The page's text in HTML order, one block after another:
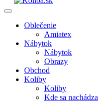
Oblečenie
Amiatex
Nábytok
Nábytok
Obrazy
Obchod
Koliby
Koliby
Kde sa nachádza